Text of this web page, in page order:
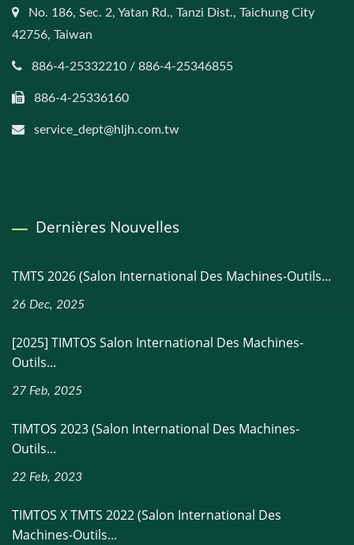
No. 186, Sec. 2, Yatan Rd., Tanzi Dist., Taichung City
42756, Taiwan
886-4-25332210 / 886-4-25346855
886-4-25336160
service_dept@hljh.com.tw
Dernières Nouvelles
TMTS 2026 (Salon International Des Machines-Outils...
26 Dec, 2025
[2025] TIMTOS Salon International Des Machines-
Outils...
27 Feb, 2025
TIMTOS 2023 (Salon International Des Machines-
Outils...
22 Feb, 2023
TIMTOS X TMTS 2022 (Salon International Des
Machines-Outils...